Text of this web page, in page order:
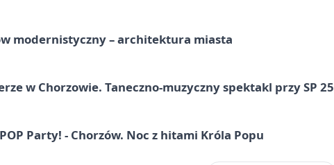
modernistyczny – architektura miasta
w Chorzowie. Taneczno-muzyczny spektakl przy SP 25
Party! - Chorzów. Noc z hitami Króla Popu